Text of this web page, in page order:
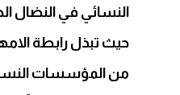
النسائي في النضال
حيث تبذل رابطة
من المؤسسات